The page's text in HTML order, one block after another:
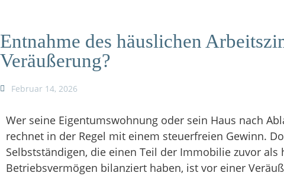
Entnahme des häuslichen
Veräußerung?
Februar 14, 2026
Wer seine Eigentumswohnung oder sein Haus nach
rechnet in der Regel mit einem steuerfreien Gewinn.
Selbstständigen, die einen Teil der Immobilie zuvor
Betriebsvermögen bilanziert haben, ist vor einer